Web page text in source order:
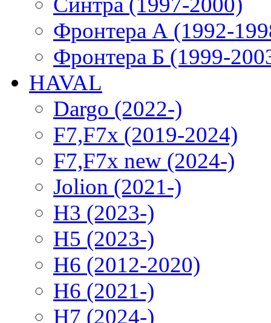
Фронтера А (1992-
Фронтера Б (1999-
HAVAL
Dargo (2022-)
F7,F7x (2019-2024)
F7,F7x new (2024-)
Jolion (2021-)
H3 (2023-)
H5 (2023-)
H6 (2012-2020)
H6 (2021-)
H7 (2024-)